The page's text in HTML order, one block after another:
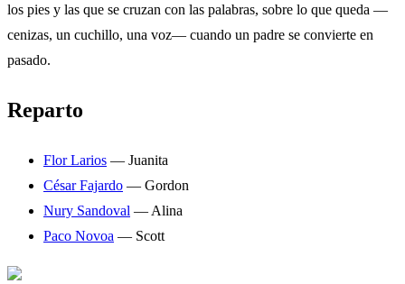
los pies y las que se cruzan con las palabras, sobre lo que queda —
cenizas, un cuchillo, una voz— cuando un padre se convierte en
pasado.
Reparto
Flor Larios — Juanita
César Fajardo — Gordon
Nury Sandoval — Alina
Paco Novoa — Scott